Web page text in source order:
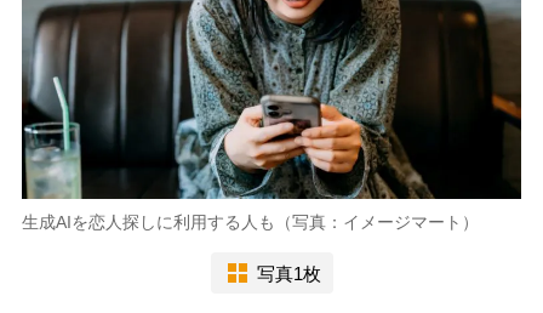
生成AIを恋人探しに利用する人も（写真：イメージマート）
写真1枚